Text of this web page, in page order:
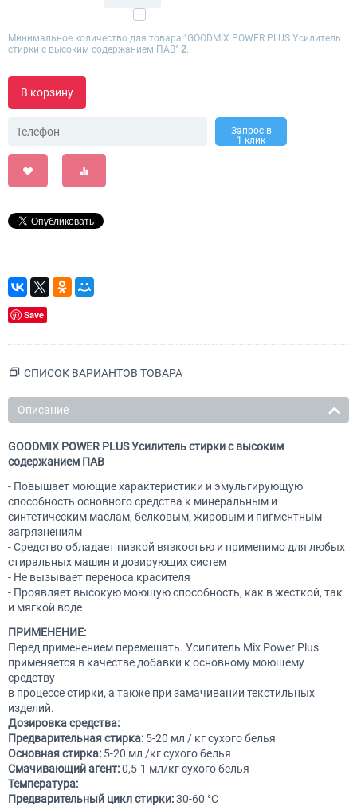
−
Минимальное количество для товара "GOODMIX POWER PLUS Усилитель
стирки с высоким содержанием ПАВ" 2
В корзину
Запрос в
1 клик
Save
СПИСОК ВАРИАНТОВ ТОВАРА
Описание
GOODMIX POWER PLUS Усилитель стирки с высоким
содержанием ПАВ
- Повышает моющие характеристики и эмульгирующую
способность основного средства к минеральным и
синтетическим маслам, белковым, жировым и пигментным
загрязнениям
- Средство обладает низкой вязкостью и применимо для любых
стиральных машин и дозирующих систем
- Не вызывает переноса красителя
- Проявляет высокую моющую способность, как в жесткой, так
и мягкой воде
ПРИМЕНЕНИЕ:
Перед применением перемешать. Усилитель Mix Power Plus
применяется в качестве добавки к основному моющему
средству
в процессе стирки, а также при замачивании текстильных
изделий.
Дозировка средства:
Предварительная стирка: 5-20 мл / кг сухого белья
Основная стирка: 5-20 мл /кг сухого белья
Смачивающий агент:0,5-1 мл/кг сухого белья
Температура:
Предварительный цикл стирки:30-60 °C